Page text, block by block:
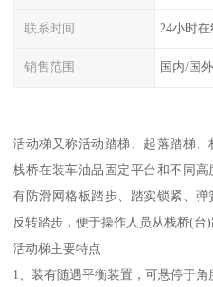
联系时间 24小时在
销售范围 国内/国外
活动梯又称活动踏梯、起落踏梯
栈桥在装车油品固定平台和不同
有防滑网格板踏步、踏实锁紧、
反转踏步，便于操作人员从栈桥(台
活动梯主要特点
1、装有随遇平衡装置，可悬停于角